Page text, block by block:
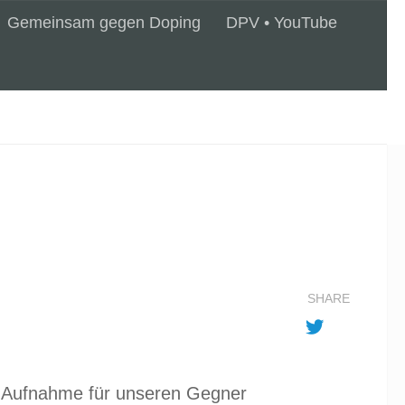
Gemeinsam gegen Doping DPV • YouTube
für unseren Gegner
SHARE